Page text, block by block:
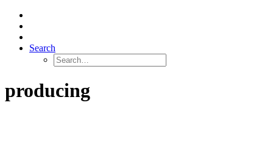
Search
producing